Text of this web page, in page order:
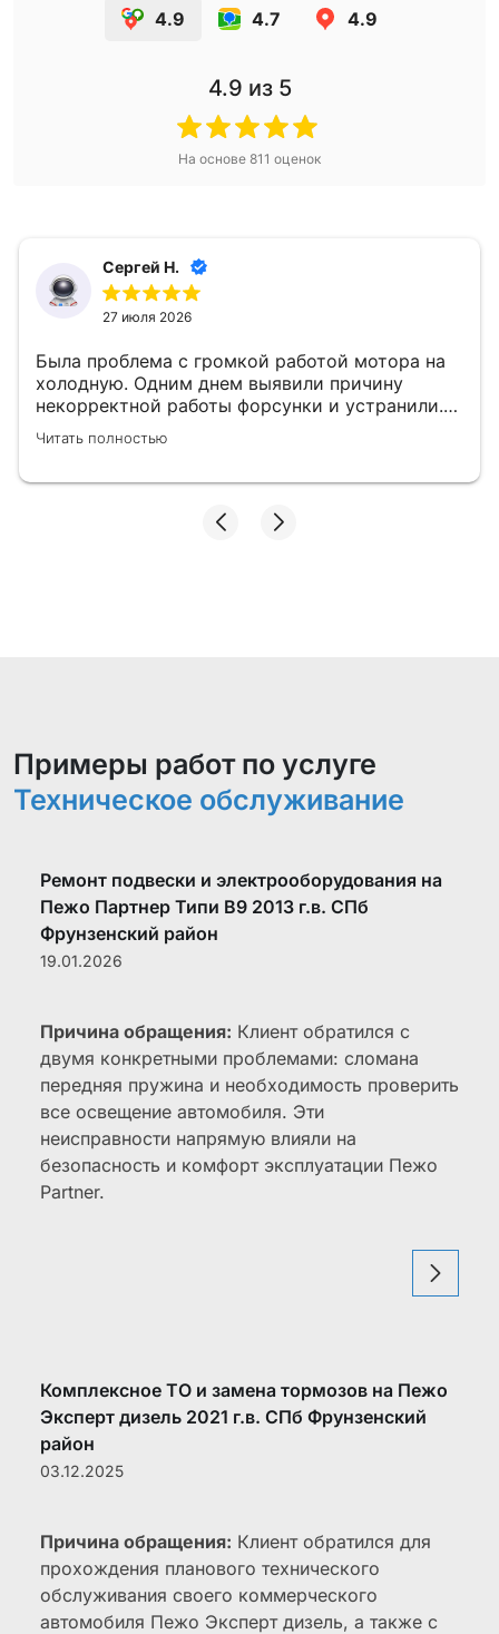
4.9 4.7 4.9
4.9 из 5
На основе 811 оценок
Сергей Н.
27 июля 2026
Была проблема с громкой работой мотора на
холодную. Одним днем выявили причину
некорректной работы форсунки и устранили.
👍
Читать полностью
Примеры работ по услуге
Техническое обслуживание
Ремонт подвески и электрооборудования на
Пежо Партнер Типи B9 2013 г.в. СПб
Фрунзенский район
19.01.2026
Причина обращения: Клиент обратился с
двумя конкретными проблемами: сломана
передняя пружина и необходимость проверить
все освещение автомобиля. Эти
неисправности напрямую влияли на
безопасность и комфорт эксплуатации Пежо
Partner.
Комплексное ТО и замена тормозов на Пежо
Эксперт дизель 2021 г.в. СПб Фрунзенский
район
03.12.2025
Причина обращения: Клиент обратился для
прохождения планового технического
обслуживания своего коммерческого
автомобиля Пежо Эксперт дизель, а также с